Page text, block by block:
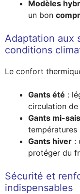
Modèles
un bon
Adaptation aux
conditions
Le confort
Gants été :
circulation de
Gants mi-
températures
Gants hiver :
protéger du
Sécurité et
indispensables